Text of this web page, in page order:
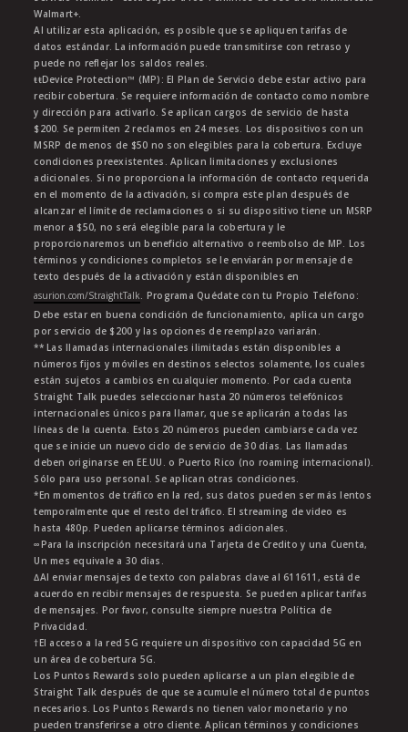
Walmart+.
Al utilizar esta aplicación, es posible que se apliquen tarifas de
datos estándar. La información puede transmitirse con retraso y
puede no reflejar los saldos reales.
ŧŧDevice Protection™ (MP): El Plan de Servicio debe estar activo para
recibir cobertura. Se requiere información de contacto como nombre
y dirección para activarlo. Se aplican cargos de servicio de hasta
$200. Se permiten 2 reclamos en 24 meses. Los dispositivos con un
MSRP de menos de $50 no son elegibles para la cobertura. Excluye
condiciones preexistentes. Aplican limitaciones y exclusiones
adicionales. Si no proporciona la información de contacto requerida
en el momento de la activación, si compra este plan después de
alcanzar el límite de reclamaciones o si su dispositivo tiene un MSRP
menor a $50, no será elegible para la cobertura y le
proporcionaremos un beneficio alternativo o reembolso de MP. Los
términos y condiciones completos se le enviarán por mensaje de
texto después de la activación y están disponibles en
asurion.com/StraightTalk. Programa Quédate con tu Propio Teléfono:
Debe estar en buena condición de funcionamiento, aplica un cargo
por servicio de $200 y las opciones de reemplazo variarán.
** Las llamadas internacionales ilimitadas están disponibles a
números fijos y móviles en destinos selectos solamente, los cuales
están sujetos a cambios en cualquier momento. Por cada cuenta
Straight Talk puedes seleccionar hasta 20 números telefónicos
internacionales únicos para llamar, que se aplicarán a todas las
líneas de la cuenta. Estos 20 números pueden cambiarse cada vez
que se inicie un nuevo ciclo de servicio de 30 días. Las llamadas
deben originarse en EE.UU. o Puerto Rico (no roaming internacional).
Sólo para uso personal. Se aplican otras condiciones.
*En momentos de tráfico en la red, sus datos pueden ser más lentos
temporalmente que el resto del tráfico. El streaming de video es
hasta 480p. Pueden aplicarse términos adicionales.
∞Para la inscripción necesitará una Tarjeta de Credito y una Cuenta,
Un mes equivale a 30 dias.
∆Al enviar mensajes de texto con palabras clave al 611611, está de
acuerdo en recibir mensajes de respuesta. Se pueden aplicar tarifas
de mensajes. Por favor, consulte siempre nuestra Política de
Privacidad.
†El acceso a la red 5G requiere un dispositivo con capacidad 5G en
un área de cobertura 5G.
Los Puntos Rewards solo pueden aplicarse a un plan elegible de
Straight Talk después de que se acumule el número total de puntos
necesarios. Los Puntos Rewards no tienen valor monetario y no
pueden transferirse a otro cliente. Aplican términos y condiciones